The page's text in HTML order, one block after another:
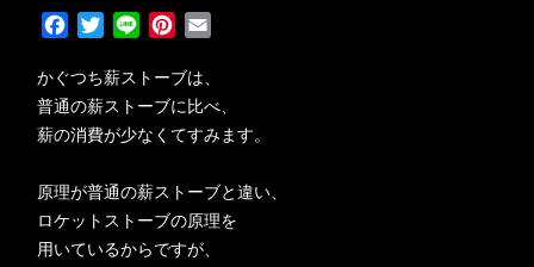
c
e
b
o
i
t
t
r
n
e
n
t
e
i
l
かぐつち薪ストーブは、
普通の薪ストーブに比べ、
薪の消費が少なくてすみます。
原理が普通の薪ストーブと違い、
ロケットストーブの原理を
用いているからですが、